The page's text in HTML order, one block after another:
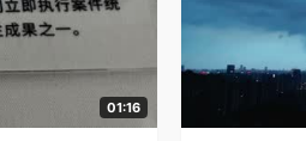
01:16